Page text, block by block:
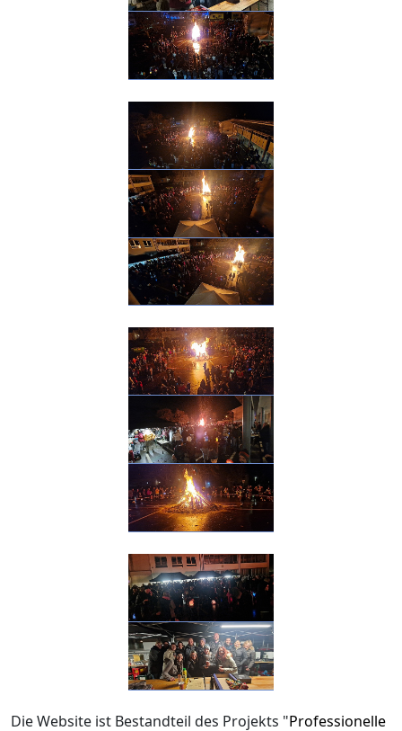
Die Website ist Bestandteil des Projekts "Professionelle